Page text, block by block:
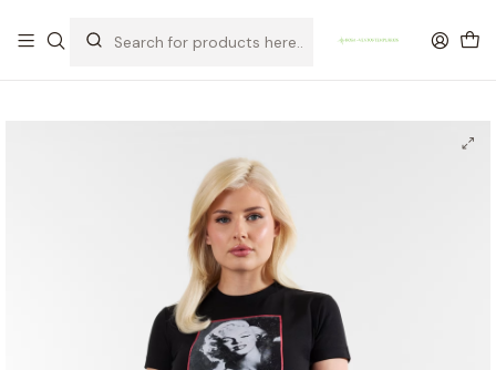
OFERTA DE PORTES DE ENVIO em compras para Portugal superiores a
80€ de artigos sem promoção